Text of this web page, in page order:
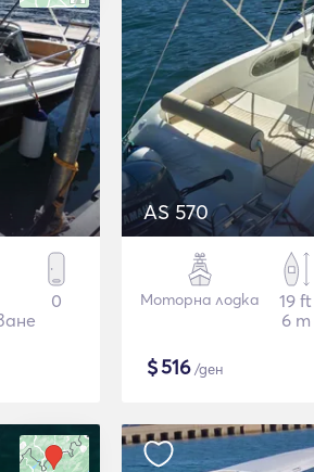
0
AS 570
Моторна лодка
19 ft
6 m
$516/ден